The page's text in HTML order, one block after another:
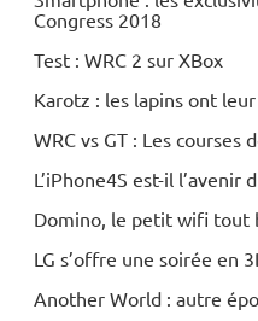
Congress 2018
Test : WRC 2 sur XBox
Karotz : les lapins ont
WRC vs GT : Les courses
L’iPhone4S est-il l’avenir
Domino, le petit wifi tout
LG s’offre une soirée en
Another World : autre